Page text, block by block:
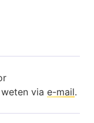
via e-mail.